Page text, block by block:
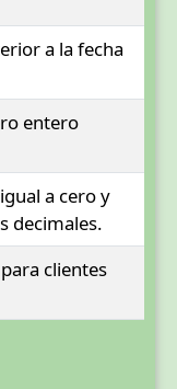
a la fecha
entero
a cero y
decimales.
clientes